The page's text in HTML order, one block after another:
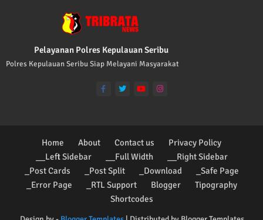
Pelayanan Polres Kepulauan Seribu
Polres Kepulauan Seribu Siap Melayani Masyarakat
Home About Contact us
Privacy Policy
__Left Sidebar
__Full Width
__Right Sidebar
_Post Cards
_Post Split _Download
_Safe Page
_Error Page
_RTL Support Blogger
Tipography
Shortcodes